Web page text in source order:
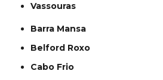
Vassouras
Barra Mansa
Belford Roxo
Cabo Frio